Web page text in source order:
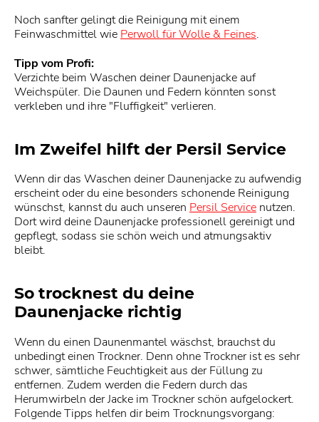
Noch sanfter gelingt die Reinigung mit einem
Feinwaschmittel wie Perwoll für Wolle & Feines.
Tipp vom Profi:
Verzichte beim Waschen deiner Daunenjacke auf
Weichspüler. Die Daunen und Federn könnten sonst
verkleben und ihre "Fluffigkeit" verlieren.
Im Zweifel hilft der Persil Service
Wenn dir das Waschen deiner Daunenjacke zu aufwendig
erscheint oder du eine besonders schonende Reinigung
wünschst, kannst du auch unseren Persil Service nutzen.
Dort wird deine Daunenjacke professionell gereinigt und
gepflegt, sodass sie schön weich und atmungsaktiv
bleibt.
So trocknest du deine
Daunenjacke richtig
Wenn du einen Daunenmantel wäschst, brauchst du
unbedingt einen Trockner. Denn ohne Trockner ist es sehr
schwer, sämtliche Feuchtigkeit aus der Füllung zu
entfernen. Zudem werden die Federn durch das
Herumwirbeln der Jacke im Trockner schön aufgelockert.
Folgende Tipps helfen dir beim Trocknungsvorgang: